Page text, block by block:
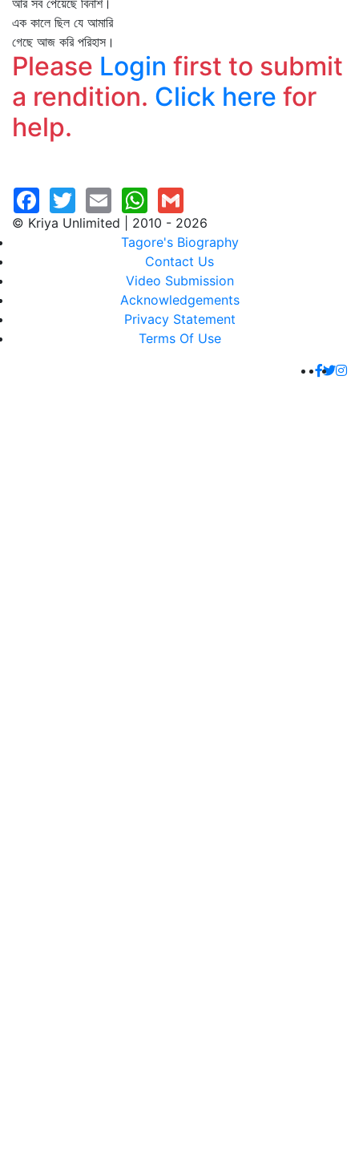
আর সব পেয়েছে বিনাশ।
এক কালে ছিল যে আমারি
গেছে আজ করি পরিহাস।
Please Login first to submit
a rendition. Click here for
help.
© Kriya Unlimited | 2010 - 2026
Tagore's Biography
Contact Us
Video Submission
Acknowledgements
Privacy Statement
Terms Of Use